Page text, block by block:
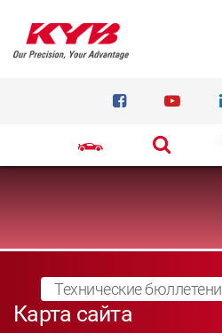
Технические бюллетени
Карта сайта